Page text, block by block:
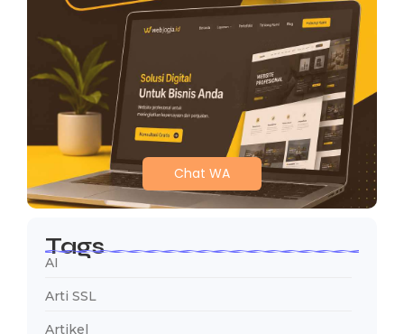
Chat WA
Tags
AI
Arti SSL
Artikel